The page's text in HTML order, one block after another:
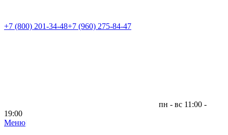
+7 (800) 201-34-48+7 (960) 275-84-47
пн - вс 11:00 -
19:00
Меню|